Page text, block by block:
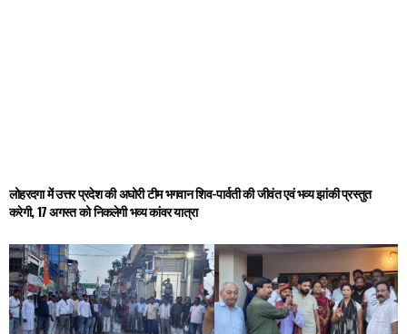
लोहरदगा में उत्तर प्रदेश की अघोरी टीम भगवान शिव-पार्वती की जीवंत एवं भव्य झांकी प्रस्तुत
करेगी, 17 अगस्त को निकलेगी भव्य कांवर यात्रा